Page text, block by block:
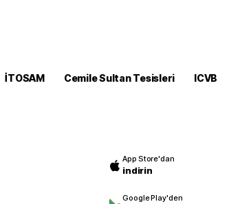
İTOSAM Cemile Sultan Tesisleri
ICVB
App Store'dan
indirin
Google Play'den